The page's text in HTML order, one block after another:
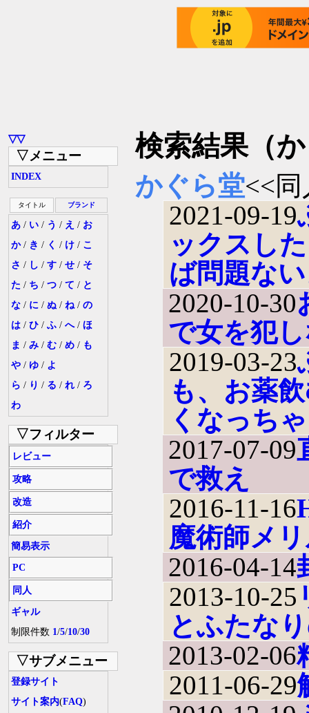
▽▽
▽メニュー
INDEX
タイトル ブランド
あ / い / う / え / お
か/ き / く / け / こ
さ / し / す / せ / そ
た / ち / つ / て / と
な / に / ぬ / ね/ の
は / ひ / ふ / へ/ ほ
ま / み / む / め / も
や / ゆ / よ
ら / り / る / れ / ろ
わ
▽フィルター
レビュー
攻略
改造
紹介
簡易表示
PC
同人
ギャル
制限件数 1/5/10/30
▽サブメニュー
登録サイト
サイト案内(FAQ)
検索結果（
かぐら堂<<同
2021-09-19
ックスし
ば問題な
2020-10-30
で女を犯
2019-03-23
も、お薬
くなっち
2017-07-09
で救え
2016-11-16
魔術師メ
2016-04-14
2013-10-25
とふたな
2013-02-06
2011-06-29